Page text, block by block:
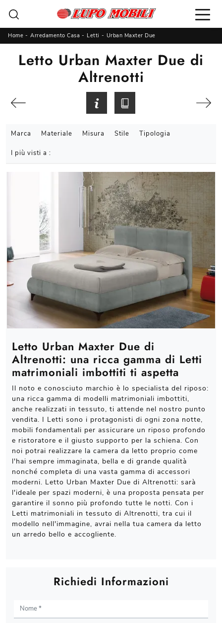
Home - Arredamento Casa - Letti - Urban Maxter Due
Letto Urban Maxter Due di
Altrenotti
Marca Materiale Misura Stile Tipologia
I più visti a :
Letto Urban Maxter Due di
Altrenotti: una ricca gamma di Letti
matrimoniali imbottiti ti aspetta
Il noto e conosciuto marchio è lo specialista del riposo:
una ricca gamma di modelli matrimoniali imbottiti,
anche realizzati in tessuto, ti attende nel nostro punto
vendita. I Letti sono i protagonisti di ogni zona notte,
mobili fondamentali per assicurare un riposo profondo
e ristoratore e il giusto supporto per la schiena. Con
noi potrai realizzare la camera da letto proprio come
l'hai sempre immaginata, bella e di grande qualità
nonché completa di una vasta gamma di accessori
moderni. Letto Urban Maxter Due di Altrenotti: sarà
l'ideale per spazi moderni, è una proposta pensata per
garantire il sonno più profondo tutte le notti. Con i
Letti matrimoniali in tessuto di Altrenotti, tra cui il
modello nell'immagine, avrai nella tua camera da letto
un arredo bello e accogliente.
Richiedi Informazioni